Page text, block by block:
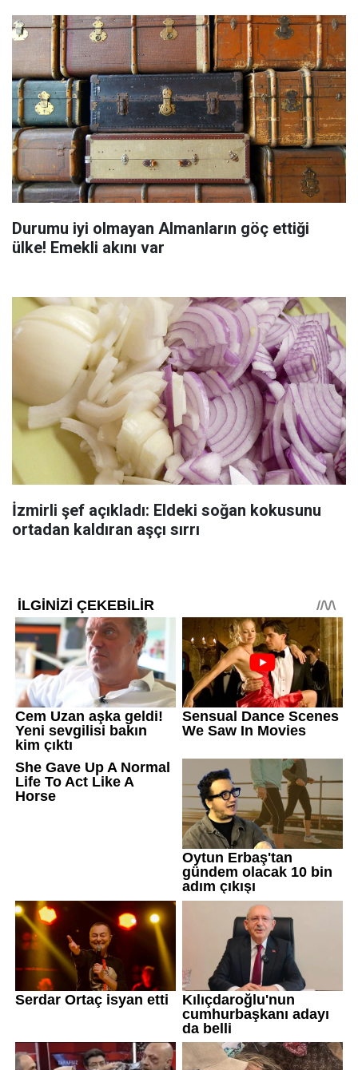
Durumu iyi olmayan Almanların göç ettiği
ülke! Emekli akını var
İzmirli şef açıkladı: Eldeki soğan kokusunu
ortadan kaldıran aşçı sırrı